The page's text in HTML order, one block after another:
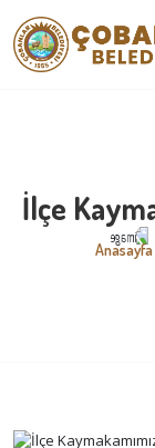
İlçe
Anasayfa